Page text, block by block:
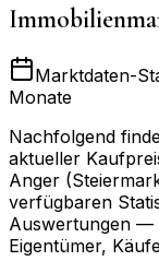
Marktdaten-
Monate
Nachfolgend
aktueller
Anger
verfügbaren
Auswertungen —
Eigentümer,